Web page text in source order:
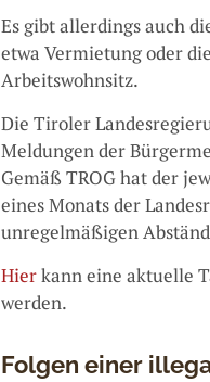
Es gibt allerdings auch
etwa Vermietung oder
Arbeitswohnsitz.
Die Tiroler
Meldungen der
Gemäß TROG hat der
eines Monats der
unregelmäßigen
Hierkann eine aktuelle
werden.
Folgen einer